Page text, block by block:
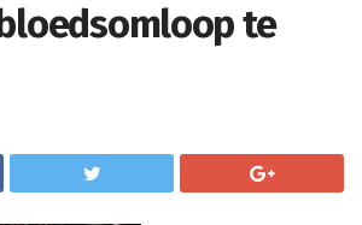
te